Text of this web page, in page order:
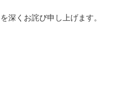
深くお詫び申し上げます。